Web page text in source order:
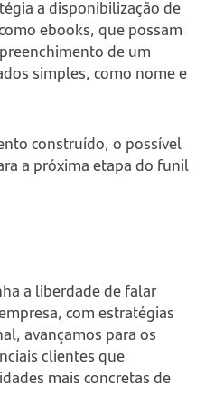
a disponibilização de
ebooks, que possam
de um
simples, como nome e
construído, o possível
a próxima etapa do funil
a liberdade de falar
com estratégias
avançamos para os
clientes que
mais concretas de